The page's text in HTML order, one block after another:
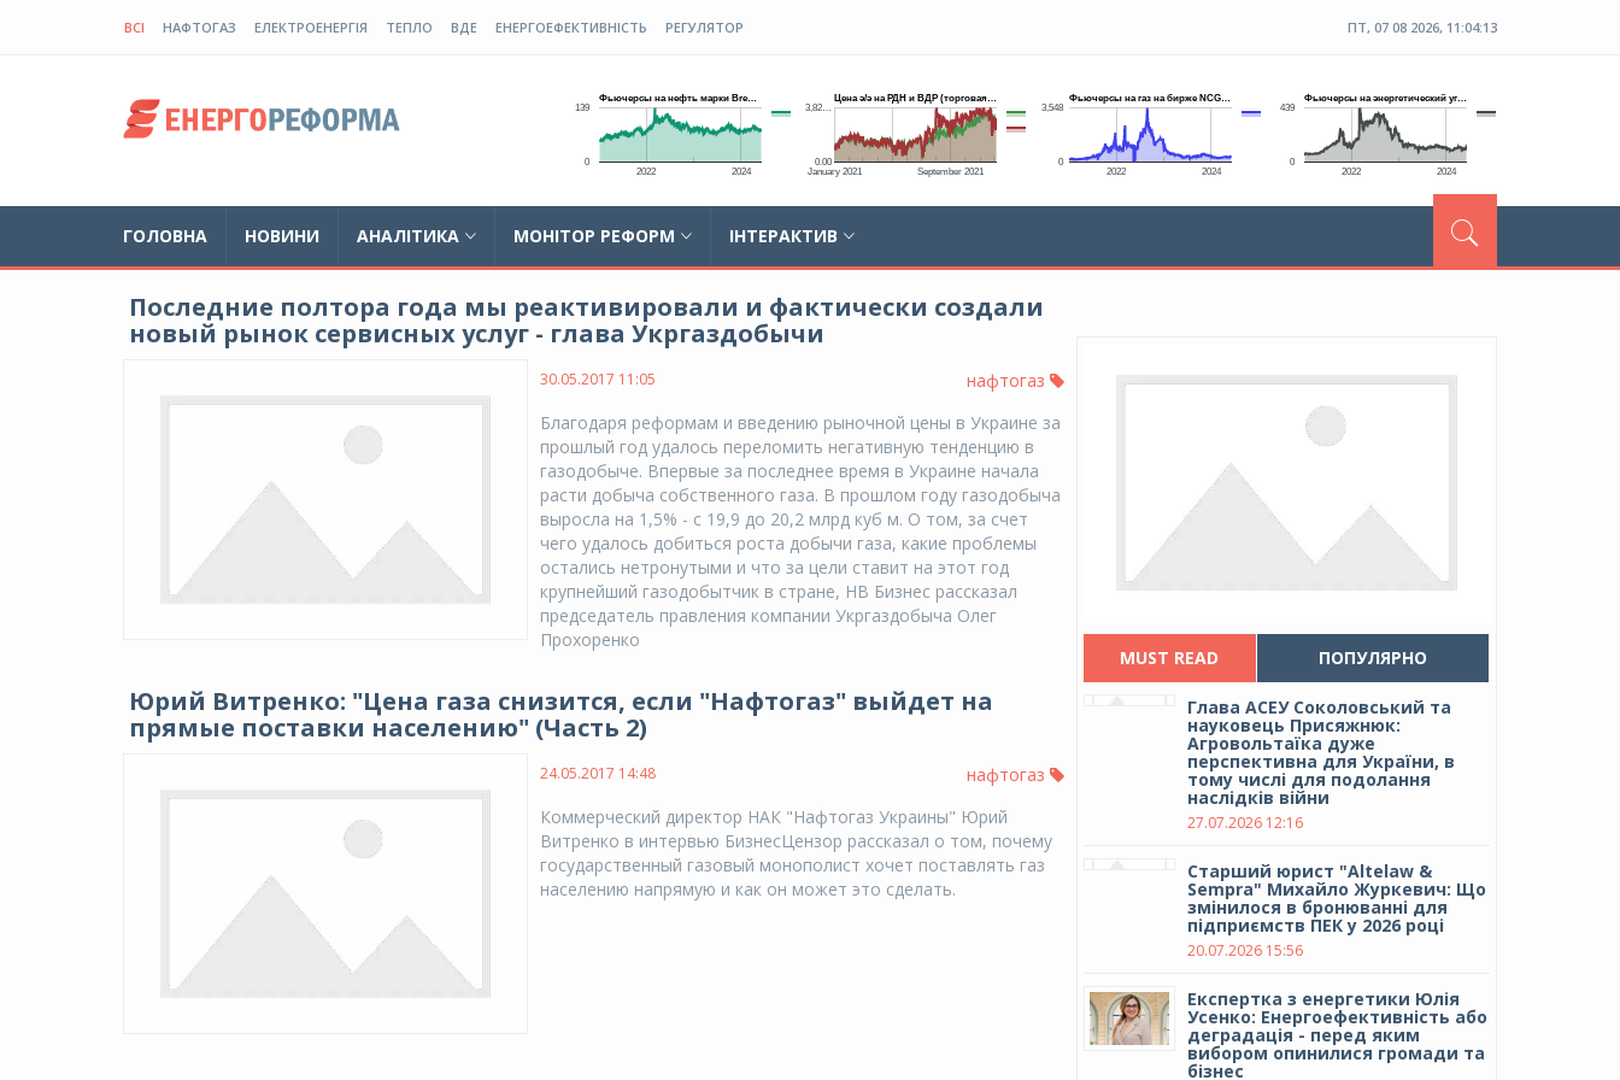
ВСІ НАФТОГАЗ ЕЛЕКТРОЕНЕРГІЯ ТЕПЛО ВДЕ ЕНЕРГОЕФЕКТИВНІСТЬ РЕГУЛЯТОР ПТ, 07 08 2026, 11:04:13
ГОЛОВНА НОВИНИ АНАЛІТИКА МОНІТОР РЕФОРМ ІНТЕРАКТИВ
Последние полтора года мы реактивировали и фактически создали
новый рынок сервисных услуг - глава Укргаздобычи
30.05.2017 11:05
нафтогаз
Благодаря реформам и введению рыночной цены в Украине за
прошлый год удалось переломить негативную тенденцию в
газодобыче. Впервые за последнее время в Украине начала
расти добыча собственного газа. В прошлом году газодобыча
выросла на 1,5% - с 19,9 до 20,2 млрд куб м. О том, за счет
чего удалось добиться роста добычи газа, какие проблемы
остались нетронутыми и что за цели ставит на этот год
крупнейший газодобытчик в стране, НВ Бизнес рассказал
председатель правления компании Укргаздобыча Олег
Прохоренко
Юрий Витренко: "Цена газа снизится, если "Нафтогаз" выйдет на
прямые поставки населению" (Часть 2)
24.05.2017 14:48
нафтогаз
Коммерческий директор НАК "Нафтогаз Украины" Юрий
Витренко в интервью БизнесЦензор рассказал о том, почему
государственный газовый монополист хочет поставлять газ
населению напрямую и как он может это сделать.
MUST READ ПОПУЛЯРНО
Глава АСЕУ Соколовський та
науковець Присяжнюк:
Агровольтаїка дуже
перспективна для України, в
тому числі для подолання
наслідків війни
27.07.2026 12:16
Cтарший юрист "Altelaw &
Sempra" Михайло Журкевич: Що
змінилося в бронюванні для
підприємств ПЕК у 2026 році
20.07.2026 15:56
Експертка з енергетики Юлія
Усенко: Енергоефективність або
деградація - перед яким
вибором опинилися громади та
бізнес